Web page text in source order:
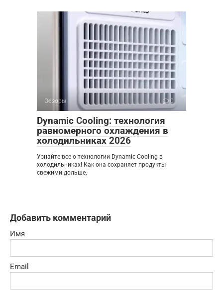
Обзоры 0
Dynamic Cooling: технология
равномерного охлаждения в
холодильниках 2026
Узнайте все о технологии Dynamic Cooling в
холодильниках! Как она сохраняет продукты
свежими дольше,
Добавить комментарий
Имя
Email